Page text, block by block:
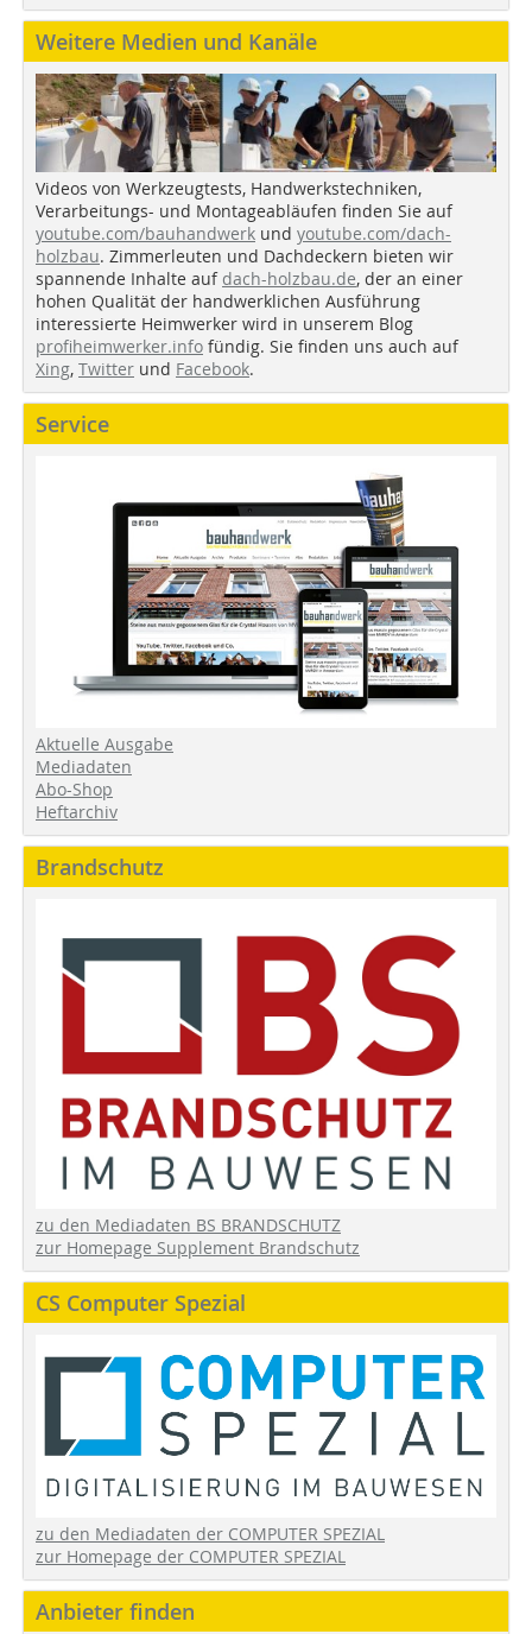
Weitere Medien und Kanäle
Videos von Werkzeugtests, Handwerkstechniken,
Verarbeitungs- und Montageabläufen finden Sie auf
youtube.com/bauhandwerk und youtube.com/dach-
holzbau. Zimmerleuten und Dachdeckern bieten wir
spannende Inhalte auf dach-holzbau.de, der an einer
hohen Qualität der handwerklichen Ausführung
interessierte Heimwerker wird in unserem Blog
profiheimwerker.info fündig. Sie finden uns auch auf
Xing, Twitter und Facebook.
Service
Aktuelle Ausgabe
Mediadaten
Abo-Shop
Heftarchiv
Brandschutz
zu den Mediadaten BS BRANDSCHUTZ
zur Homepage Supplement Brandschutz
CS Computer Spezial
zu den Mediadaten der COMPUTER SPEZIAL
zur Homepage der COMPUTER SPEZIAL
Anbieter finden